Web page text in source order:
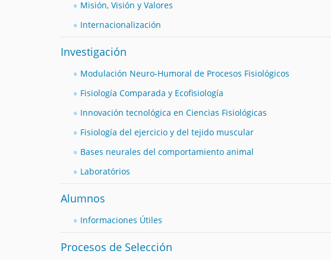
:
Misión, Visión y Valores
Internacionalización
Investigación
Modulación Neuro-Humoral de Procesos Fisiológicos
Fisiología Comparada y Ecofisiología
Innovación tecnológica en Ciencias Fisiológicas
Fisiología del ejercicio y del tejido muscular
Bases neurales del comportamiento animal
Laboratórios
Alumnos
Informaciones Útiles
Procesos de Selección